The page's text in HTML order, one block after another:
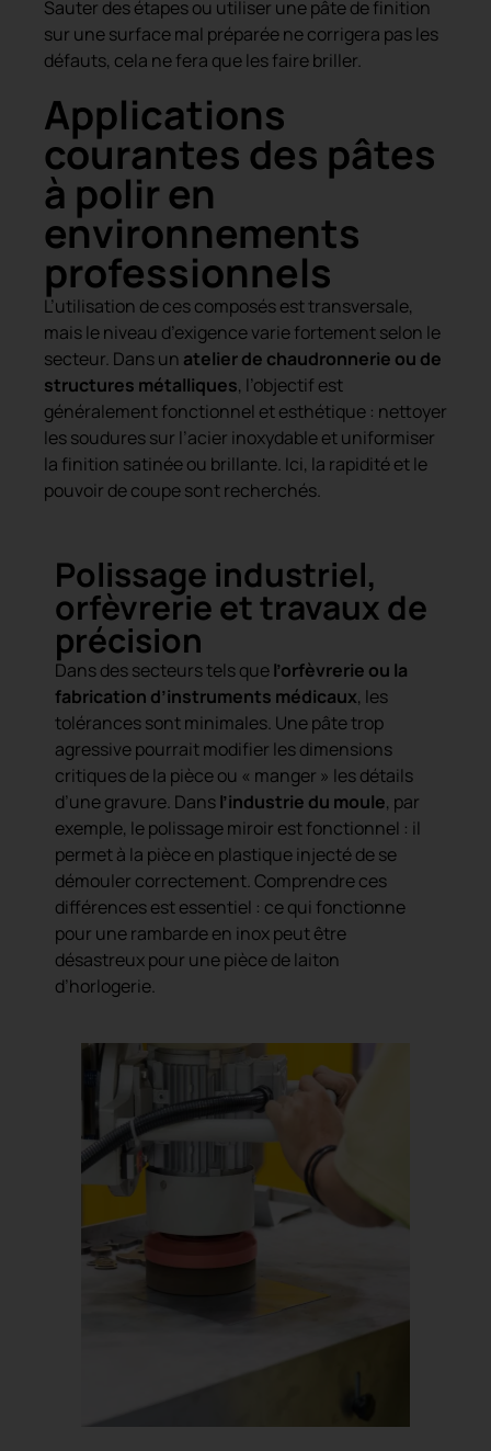
Sauter des étapes ou utiliser une pâte de finition
sur une surface mal préparée ne corrigera pas les
défauts, cela ne fera que les faire briller.
Applications
courantes des pâtes
à polir en
environnements
professionnels
L’utilisation de ces composés est transversale,
mais le niveau d’exigence varie fortement selon le
secteur. Dans un atelier de chaudronnerie ou de
structures métalliques, l’objectif est
généralement fonctionnel et esthétique : nettoyer
les soudures sur l’acier inoxydable et uniformiser
la finition satinée ou brillante. Ici, la rapidité et le
pouvoir de coupe sont recherchés.
Polissage industriel,
orfèvrerie et travaux de
précision
Dans des secteurs tels quel’orfèvrerie ou la
fabrication d’instruments médicaux, les
tolérances sont minimales. Une pâte trop
agressive pourrait modifier les dimensions
critiques de la pièce ou « manger » les détails
d’une gravure. Dansl’industrie du moule, par
exemple, le polissage miroir est fonctionnel : il
permet à la pièce en plastique injecté de se
démouler correctement. Comprendre ces
différences est essentiel : ce qui fonctionne
pour une rambarde en inox peut être
désastreux pour une pièce de laiton
d’horlogerie.